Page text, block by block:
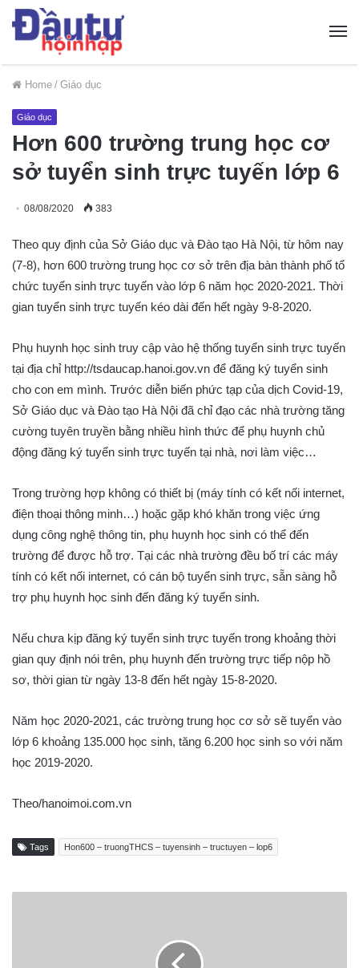
Home / Giáo dục
Giáo dục
Hơn 600 trường trung học cơ
sở tuyển sinh trực tuyến lớp 6
08/08/2020 383
Theo quy định của Sở Giáo dục và Đào tạo Hà Nội, từ hôm nay
(7-8), hơn 600 trường trung học cơ sở trên địa bàn thành phố tổ
chức tuyển sinh trực tuyến vào lớp 6 năm học 2020-2021. Thời
gian tuyển sinh trực tuyến kéo dài đến hết ngày 9-8-2020.
Phụ huynh học sinh truy cập vào hệ thống tuyển sinh trực tuyến
tại địa chỉ http://tsdaucap.hanoi.gov.vn để đăng ký tuyển sinh
cho con em mình. Trước diễn biến phức tạp của dịch Covid-19,
Sở Giáo dục và Đào tạo Hà Nội đã chỉ đạo các nhà trường tăng
cường tuyên truyền bằng nhiều hình thức để phụ huynh chủ
động đăng ký tuyển sinh trực tuyến tại nhà, nơi làm việc…
Trong trường hợp không có thiết bị (máy tính có kết nối internet,
điện thoại thông minh…) hoặc gặp khó khăn trong việc ứng
dụng công nghệ thông tin, phụ huynh học sinh có thể đến
trường để được hỗ trợ. Tại các nhà trường đều bố trí các máy
tính có kết nối internet, có cán bộ tuyển sinh trực, sẵn sàng hỗ
trợ phụ huynh học sinh đến đăng ký tuyển sinh.
Nếu chưa kịp đăng ký tuyển sinh trực tuyến trong khoảng thời
gian quy định nói trên, phụ huynh đến trường trực tiếp nộp hồ
sơ, thời gian từ ngày 13-8 đến hết ngày 15-8-2020.
Năm học 2020-2021, các trường trung học cơ sở sẽ tuyển vào
lớp 6 khoảng 135.000 học sinh, tăng 6.200 học sinh so với năm
học 2019-2020.
Theo/hanoimoi.com.vn
Tags Hon600 – truongTHCS – tuyensinh – tructuyen – lop6